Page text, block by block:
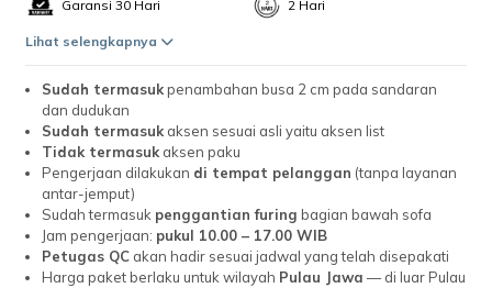
Garansi 30 Hari 2 Hari
Lihat selengkapnya
Sudah termasukpenambahan busa 2 cm pada sandaran
dan dudukan
Sudah termasuk aksen sesuai asli yaitu aksen list
Tidak termasuk aksen paku
Pengerjaan dilakukan di tempat pelanggan (tanpa layanan
antar-jemput)
Sudah termasuk penggantian furing bagian bawah sofa
Jam pengerjaan: pukul 10.00 – 17.00 WIB
Petugas QC akan hadir sesuai jadwal yang telah disepakati
Harga paket berlaku untuk wilayah Pulau Jawa — di luar Pulau